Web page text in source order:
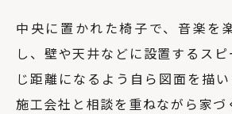
中央に置かれた椅子で、音楽を
し、壁や天井などに設置するス
じ距離になるよう自ら図面を描い
施工会社と相談を重ねながら家